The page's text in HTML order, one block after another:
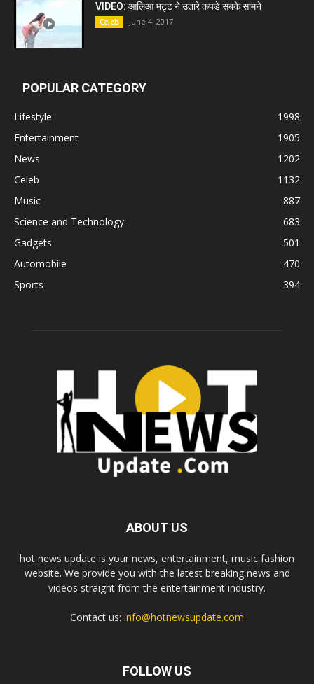
VIDEO: आलिआ भट्ट ने उतारे कपड़े सबके सामने
Celeb June 4, 2017
POPULAR CATEGORY
Lifestyle
1998
Entertainment
1905
News
1202
Celeb
1132
Music
887
Science and Technology
683
Gadgets
501
Automobile
470
Sports
394
ABOUT US
hot news update is your news, entertainment, music fashion
website. We provide you with the latest breaking news and
videos straight from the entertainment industry.
Contact us: info@hotnewsupdate.com
FOLLOW US